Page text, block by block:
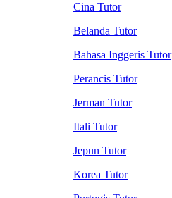
Cina Tutor
Belanda Tutor
Bahasa Inggeris Tutor
Perancis Tutor
Jerman Tutor
Itali Tutor
Jepun Tutor
Korea Tutor